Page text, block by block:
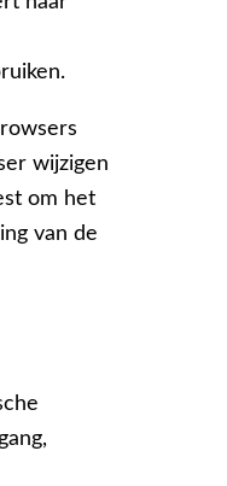
wijzigen
om het
van de